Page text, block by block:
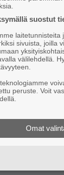
.
jo
suostut
laitetunnisteita
sivuista, joilla
välilehdellä.
peruste. Voit
Omat